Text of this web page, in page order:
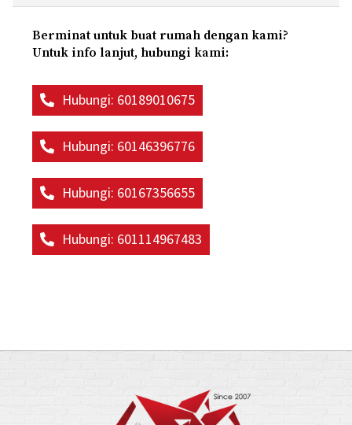
Berminat untuk buat rumah dengan kami?
Untuk info lanjut, hubungi kami:
Hubungi: 60189010675
Hubungi: 60146396776
Hubungi: 60167356655
Hubungi: 601114967483